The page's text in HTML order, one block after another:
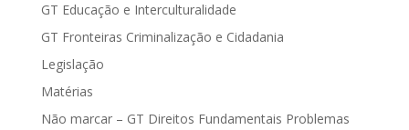
GT Educação e Interculturalidade
GT Fronteiras Criminalização e Cidadania
Legislação
Matérias
Não marcar – GT Direitos Fundamentais Problemas